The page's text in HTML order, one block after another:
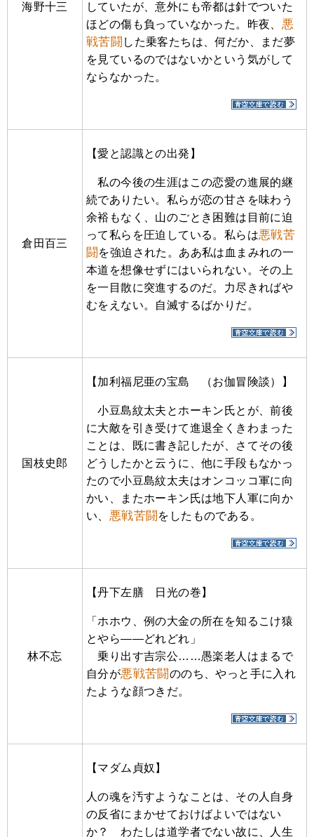
海野十三
していたが、意外にも帝都は針でついた
ほどの傷も負っていなかった。昨夜、 悪
戦苦闘 した乗客たちは、何だか、まだ夢
を見ているのではないかという気がして
ならなかった。
倉田百三
【愛と認識との出発】
私の今後の生涯はこの恋愛の進展的継
続でありたい。私らが恋の甘さを味わう
余裕もなく、山のごとき困難は目前に迫
って私らを圧迫している。私らは悪戦苦
闘 を強迫された。ああ私は血まみれの一
本道を想像せずにはいられない。その上
を一目散に突進するのだ。力尽きればや
むをえない。自滅するばかりだ。
国枝史郎
【加利福尼亜の宝島 （お伽冒険談）】
小豆島紋太夫とホーキン氏とが、前後
に大敵を引き受けて進退全くきわまった
ことは、既に書き記したが、さてその後
どうしたかと云うに、他に手段もなかっ
たので小豆島紋太夫はオンコッコ軍に向
かい、またホーキン氏は地下人軍に向か
い、 悪戦苦闘 をしたものである。
林不忘
【丹下左膳 日光の巻】
「ホホウ、例の大金の所在を知るこけ猿
とやら――どれどれ」
乗り出す吉宗公……愚楽老人はまるで
自分が悪戦苦闘ののち、やっと手に入れ
たような顔つきだ。
【マダム貞奴】
人の魂を汚すようなことは、その人自身
の反省にまかせておけばよいではない
か？ わたしは道学者でない故に、人生